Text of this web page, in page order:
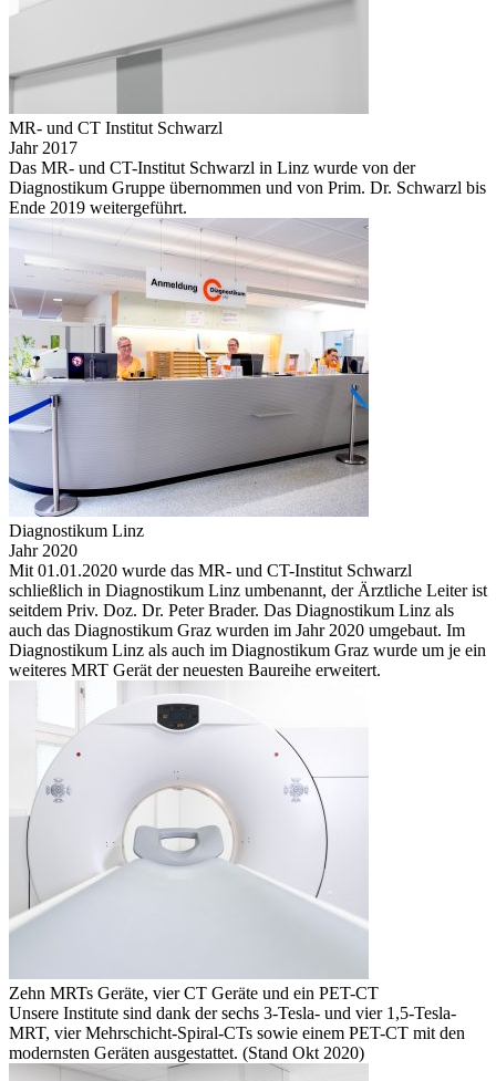
MR- und CT Institut Schwarzl
Jahr 2017
Das MR- und CT-Institut Schwarzl in Linz wurde von der
Diagnostikum Gruppe übernommen und von Prim. Dr. Schwarzl bis
Ende 2019 weitergeführt.
Diagnostikum Linz
Jahr 2020
Mit 01.01.2020 wurde das MR- und CT-Institut Schwarzl
schließlich in Diagnostikum Linz umbenannt, der Ärztliche Leiter ist
seitdem Priv. Doz. Dr. Peter Brader. Das Diagnostikum Linz als
auch das Diagnostikum Graz wurden im Jahr 2020 umgebaut. Im
Diagnostikum Linz als auch im Diagnostikum Graz wurde um je ein
weiteres MRT Gerät der neuesten Baureihe erweitert.
Zehn MRTs Geräte, vier CT Geräte und ein PET-CT
Unsere Institute sind dank der sechs 3-Tesla- und vier 1,5-Tesla-
MRT, vier Mehrschicht-Spiral-CTs sowie einem PET-CT mit den
modernsten Geräten ausgestattet. (Stand Okt 2020)